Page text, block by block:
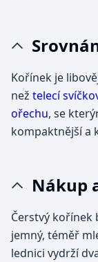
Kořínek je
než telecí
ořechu, se
kompaktnější a
Nákup
Čerstvý kořínek
jemný, téměř
lednici vydrží